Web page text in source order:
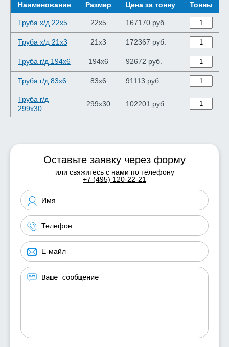
Наименование Размер Цена за тонну Тонны
Труба х/д 22x5 22x5 167170 руб.
Труба х/д 21x3 21x3 172367 руб.
Труба г/д 194x6 194x6 92672 руб.
Труба г/д 83x6 83x6 91113 руб.
Труба г/д
299x30
299x30 102201 руб.
Оставьте заявку через форму
или свяжитесь с нами по телефону
+7 (495) 120-22-21